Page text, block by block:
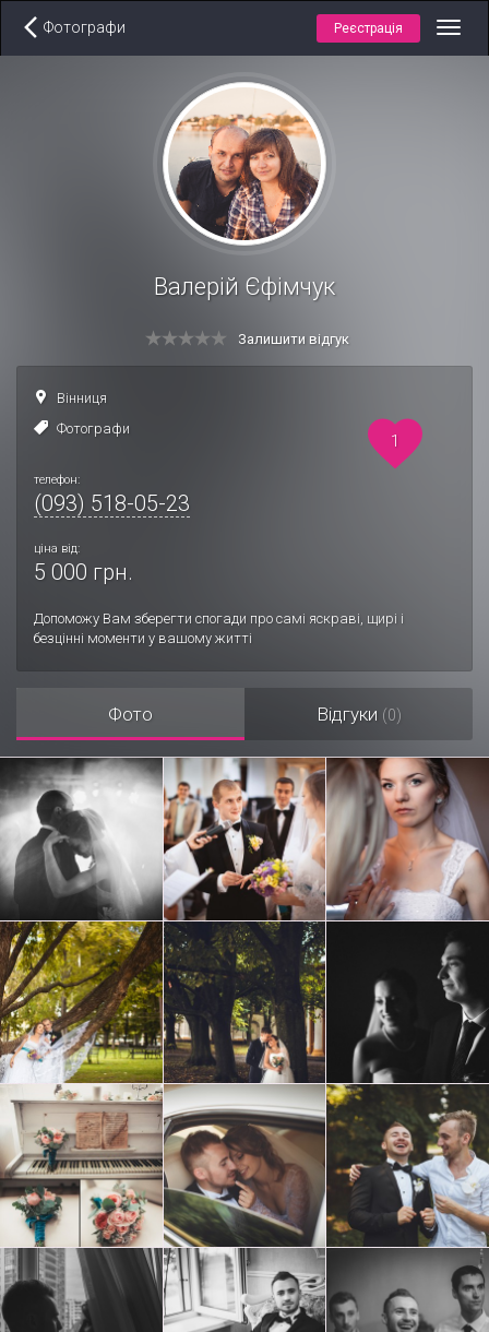
Фотографи Реєстрація
Валерій Єфімчук
Залишити відгук
Вінниця
Фотографи
телефон:
(093) 518-05-23
ціна від:
5 000 грн.
Допоможу Вам зберегти спогади про самі яскраві, щирі і
безцінні моменти у вашому житті
1
Фото Відгуки (0)